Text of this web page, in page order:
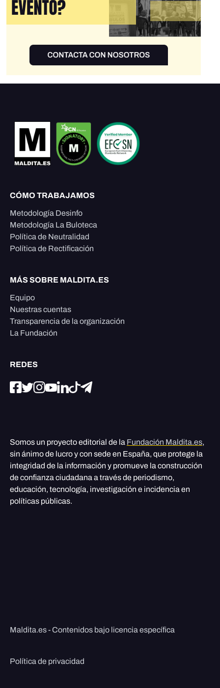
CÓMO TRABAJAMOS
Metodología Desinfo
Metodología La Buloteca
Política de Neutralidad
Política de Rectificación
MÁS SOBRE MALDITA.ES
Equipo
Nuestras cuentas
Transparencia de la organización
La Fundación
REDES
Somos un proyecto editorial de la Fundación Maldita.es,
sin ánimo de lucro y con sede en España, que protege la
integridad de la información y promueve la construcción
de confianza ciudadana a través de periodismo,
educación, tecnología, investigación e incidencia en
políticas públicas.
Maldita.es - Contenidos bajo licencia específica
Política de privacidad